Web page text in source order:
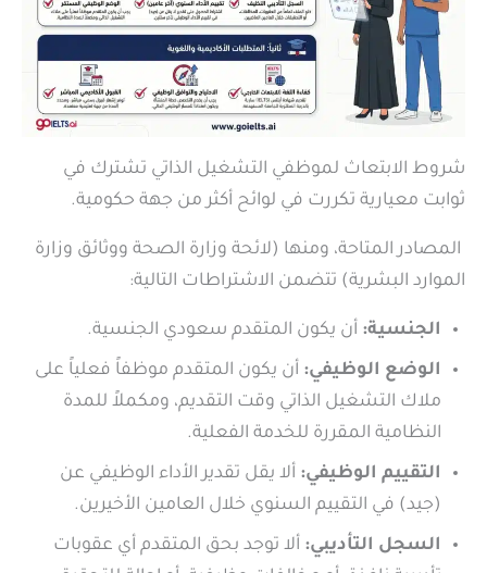
شروط الابتعاث لموظفي التشغيل الذاتي تشترك في
ثوابت معيارية تكررت في لوائح أكثر من جهة حكومية.
المصادر المتاحة، ومنها (لائحة وزارة الصحة ووثائق وزارة
الموارد البشرية) تتضمن الاشتراطات التالية:
الجنسية: أن يكون المتقدم سعودي الجنسية.
الوضع الوظيفي: أن يكون المتقدم موظفاً فعلياً على
ملاك التشغيل الذاتي وقت التقديم، ومكملاً للمدة
النظامية المقررة للخدمة الفعلية.
التقييم الوظيفي: ألا يقل تقدير الأداء الوظيفي عن
(جيد) في التقييم السنوي خلال العامين الأخيرين.
السجل التأديبي: ألا توجد بحق المتقدم أي عقوبات